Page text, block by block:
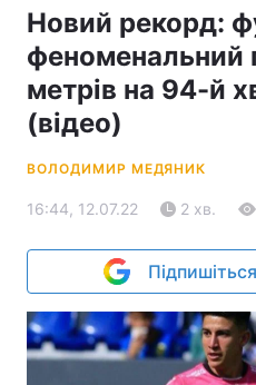
Новий рекорд:
феноменальний
метрів на 94-й
(відео)
ВОЛОДИМИР МЕДЯНИК
16:44, 12.07.22 2 хв.